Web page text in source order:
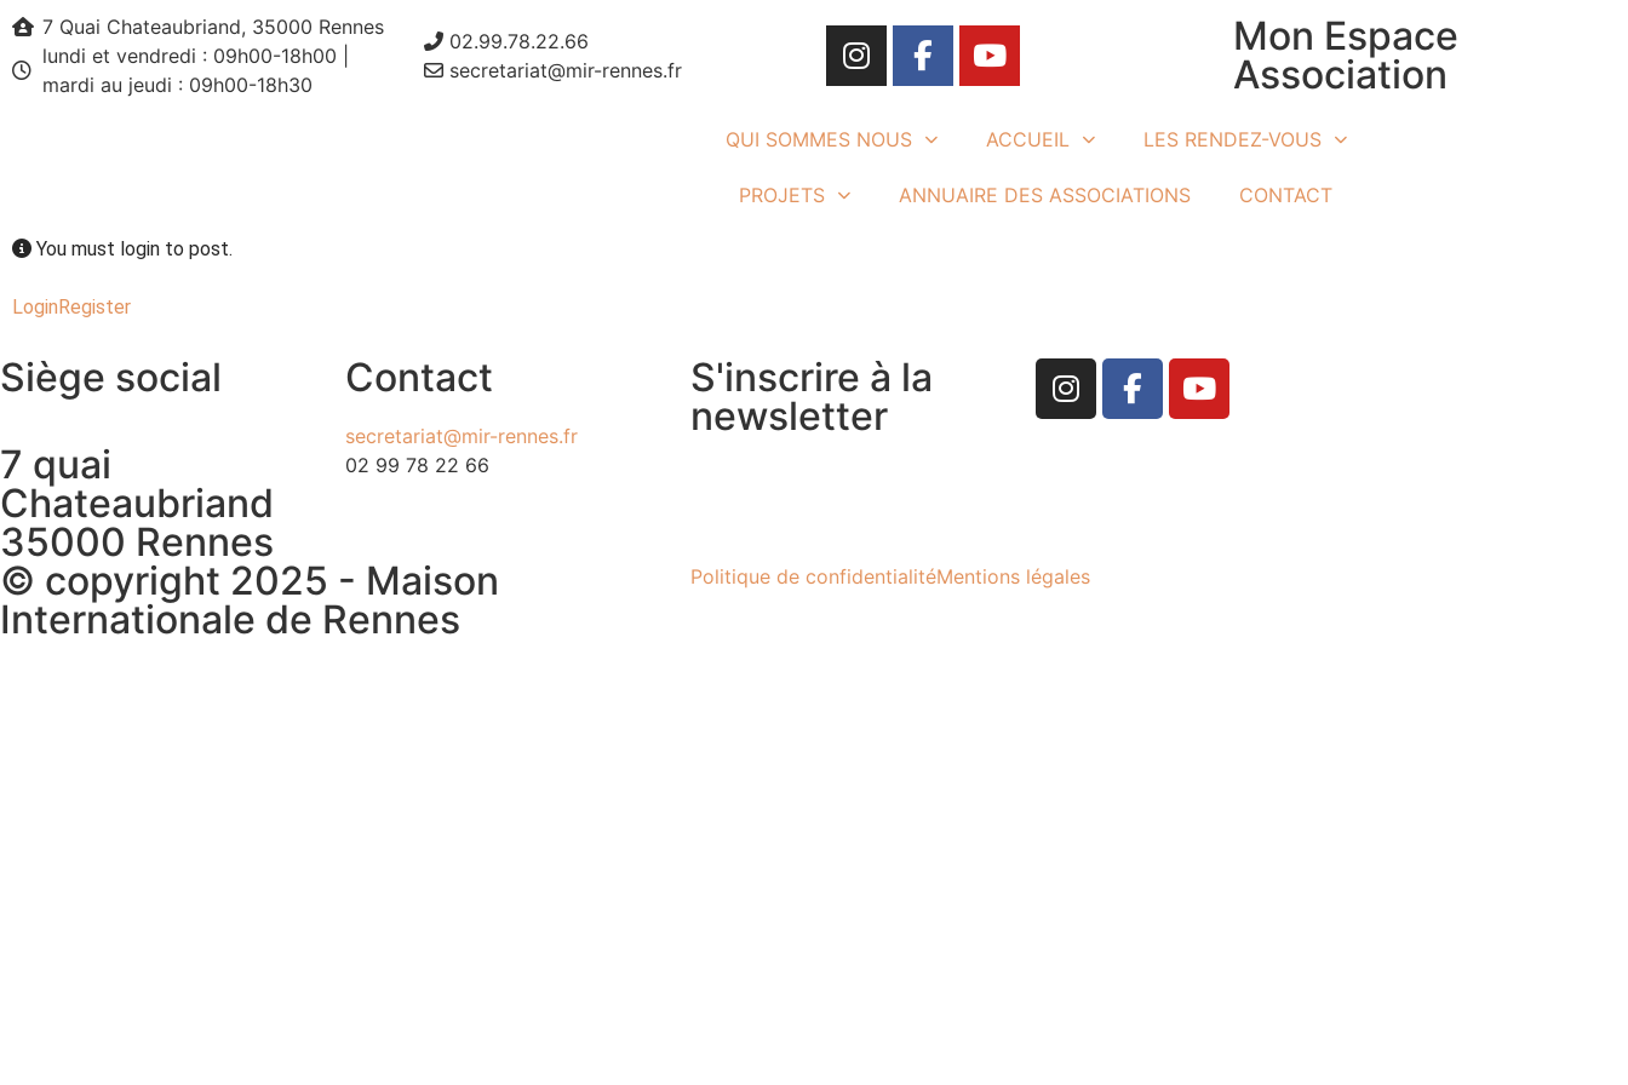
7 Quai Chateaubriand, 35000 Rennes
lundi et vendredi : 09h00-18h00 |
mardi au jeudi : 09h00-18h30
02.99.78.22.66
secretariat@mir-rennes.fr
Mon Espace
Association
QUI SOMMES NOUS ACCUEIL LES RENDEZ-VOUS
PROJETS ANNUAIRE DES ASSOCIATIONS CONTACT
You must login to post.
LoginRegister
Siège social
7 quai
Chateaubriand
35000 Rennes
Contact
secretariat@mir-rennes.fr
02 99 78 22 66
S'inscrire à la
newsletter
© copyright 2025 - Maison
Internationale de Rennes
Politique de confidentialitéMentions légales